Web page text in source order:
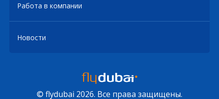
Работа в компании
Новости
© flydubai 2026. Все права защищены.